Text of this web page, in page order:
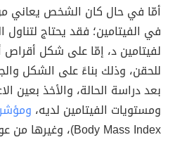
أمّا في حال كان الشخص
في الفيتامين؛ فقد يحتاج لتناول
لفيتامين د، إمّا على شكل
للحقن، وذلك بناءً على الشكل
بعد دراسة الحالة، والأخذ بعين
ومستويات الفيتامين لديه،
Body Mass Index)، وغيرها من عوامل الخطر.